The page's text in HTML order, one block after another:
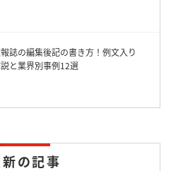
誌の編集後記の書き方！例文入り
と業界別事例12選
の記事